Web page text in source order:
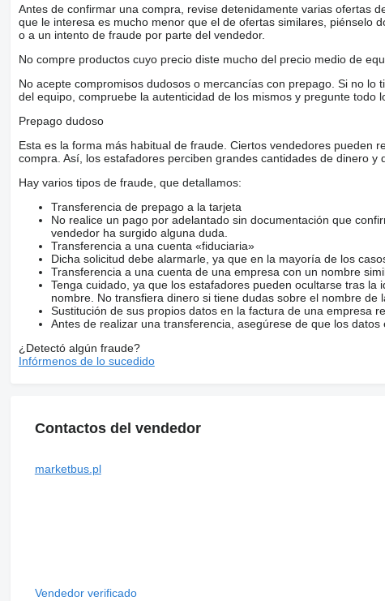
Antes de confirmar una compra, revise detenidamente varias ofertas
que le interesa es mucho menor que el de ofertas similares, piénselo
o a un intento de fraude por parte del vendedor.
No compre productos cuyo precio diste mucho del precio medio de
No acepte compromisos dudosos o mercancías con prepago. Si no
del equipo, compruebe la autenticidad de los mismos y pregunte todo
Prepago dudoso
Esta es la forma más habitual de fraude. Ciertos vendedores pueden
compra. Así, los estafadores perciben grandes cantidades de dinero y
Hay varios tipos de fraude, que detallamos:
Transferencia de prepago a la tarjeta
No realice un pago por adelantado sin documentación que
vendedor ha surgido alguna duda.
Transferencia a una cuenta «fiduciaria»
Dicha solicitud debe alarmarle, ya que en la mayoría de los
Transferencia a una cuenta de una empresa con un nombre
Tenga cuidado, ya que los estafadores pueden ocultarse tras
nombre. No transfiera dinero si tiene dudas sobre el nombre de
Sustitución de sus propios datos en la factura de una empresa
Antes de realizar una transferencia, asegúrese de que los
¿Detectó algún fraude?
Infórmenos de lo sucedido
Contactos del vendedor
marketbus.pl
Vendedor verificado